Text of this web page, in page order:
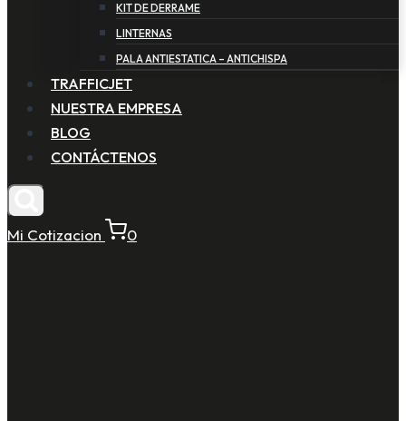
KIT DE DERRAME
LINTERNAS
PALA ANTIESTATICA – ANTICHISPA
TRAFFICJET
NUESTRA EMPRESA
BLOG
CONTÁCTENOS
Mi Cotizacion 0